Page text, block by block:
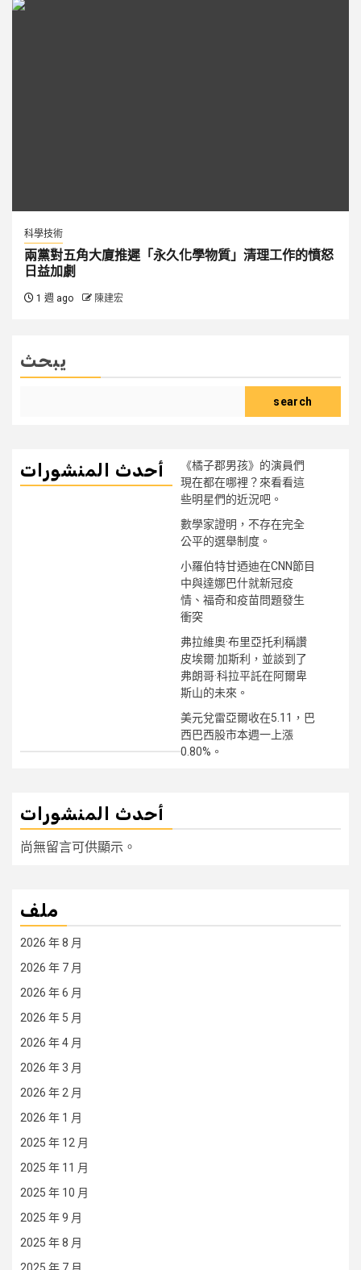
科學技術
兩黨對五角大廈推遲「永久化學物質」清理工作的憤怒
日益加劇
1 週 ago 陳建宏
يبحث
search
أحدث المنشورات
《橘子郡男孩》的演員們
現在都在哪裡？來看看這
些明星們的近況吧。
數學家證明，不存在完全
公平的選舉制度。
小羅伯特甘迺迪在CNN節目
中與達娜巴什就新冠疫
情、福奇和疫苗問題發生
衝突
弗拉維奧·布里亞托利稱讚
皮埃爾·加斯利，並談到了
弗朗哥·科拉平託在阿爾卑
斯山的未來。
美元兌雷亞爾收在5.11，巴
西巴西股市本週一上漲
0.80%。
أحدث المنشورات
尚無留言可供顯示。
ملف
2026 年 8 月
2026 年 7 月
2026 年 6 月
2026 年 5 月
2026 年 4 月
2026 年 3 月
2026 年 2 月
2026 年 1 月
2025 年 12 月
2025 年 11 月
2025 年 10 月
2025 年 9 月
2025 年 8 月